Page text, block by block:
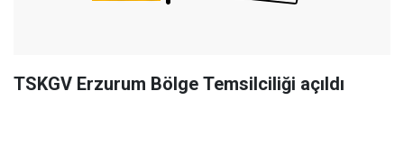
TSKGV Erzurum Bölge Temsilciliği açıldı